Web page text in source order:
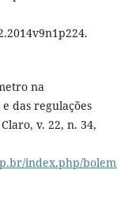
na
das regulações
v. 22, n. 34,
index.php/